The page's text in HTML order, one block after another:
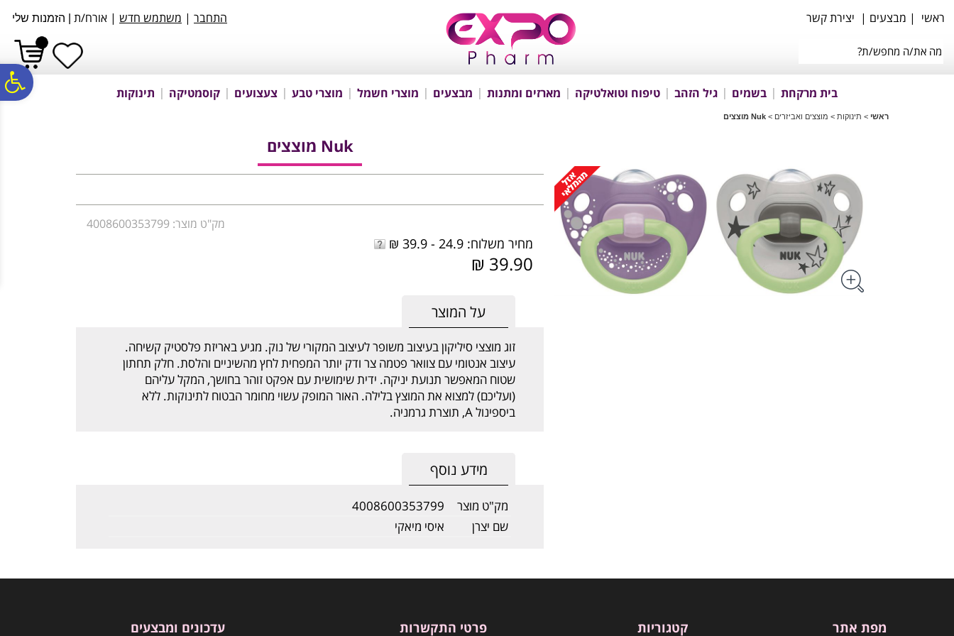
נגישות
אתר
המרכזי
ראשי | מבצעים | יצירת קשר התחבר | משתמש חדש | אורח/ת הזמנות שלי
בית מרקחת בשמים גיל הזהב טיפוח וטואלטיקה מארזים ומתנות מבצעים מוצרי חשמל מוצרי טבע צעצועים קוסמטיקה תינוקות
ראשי > תינוקות > מוצצים ואביזרים > Nuk מוצצים
Nuk מוצצים
מק"ט מוצר: 4008600353799
מחיר משלוח: 24.9 - 39.9 ₪
39.90 ₪
על המוצר
זוג מוצצי סיליקון בעיצוב משופר לעיצוב המקורי של נוק. מגיע באריזת פלסטיק קשיחה.
עיצוב אנטומי עם צוואר פטמה צר ודק יותר המפחית לחץ מהשיניים והלסת. חלק תחתון
שטוח המאפשר תנועת יניקה. ידית שימושית עם אפקט זוהר בחושך, המקל עליהם
(ועליכם) למצוא את המוצץ בלילה. האור המופק עשוי מחומר הבטוח לתינוקות. ללא
ביספינול A, תוצרת גרמניה.
מידע נוסף
מק"ט מוצר
4008600353799
שם יצרן
איסי מיאקי
מפת אתר קטגוריות פרטי התקשרות עדכונים ומבצעים